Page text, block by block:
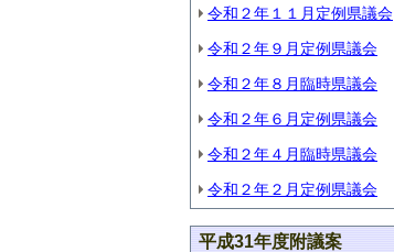
令和２年１１月定例県議会
令和２年９月定例県議会
令和２年８月臨時県議会
令和２年６月定例県議会
令和２年４月臨時県議会
令和２年２月定例県議会
平成31年度附議案